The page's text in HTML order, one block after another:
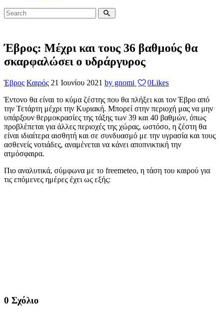
Έβρος: Μέχρι και τους 36 βαθμούς θα
σκαρφαλώσει ο υδράργυρος
Έβρος Καιρός 21 Ιουνίου 2021 by gnomi 0Likes
Έντονο θα είναι το κύμα ζέστης που θα πλήξει και τον Έβρο από
την Τετάρτη μέχρι την Κυριακή. Μπορεί στην περιοχή μας να μην
υπάρξουν θερμοκρασίες της τάξης των 39 και 40 βαθμών, όπως
προβλέπεται για άλλες περιοχές της χώρας, ωστόσο, η ζέστη θα
είναι ιδιαίτερα αισθητή και σε συνδυασμό με την υγρασία και τους
ασθενείς νοτιάδες, αναμένεται να κάνει αποπνικτική την
ατμόσφαιρα.
Πιο αναλυτικά, σύμφωνα με το freemeteo, η τάση του καιρού για
τις επόμενες ημέρες έχει ως εξής:
0 Σχόλιο